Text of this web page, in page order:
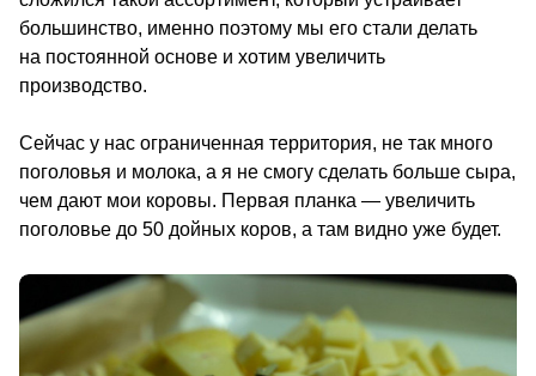
большинство, именно поэтому мы его стали делать
на постоянной основе и хотим увеличить
производство.
Сейчас у нас ограниченная территория, не так много
поголовья и молока, а я не смогу сделать больше сыра,
чем дают мои коровы. Первая планка — увеличить